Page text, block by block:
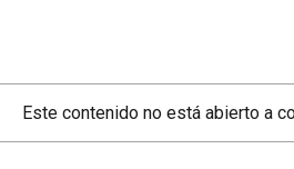
Este contenido no está abierto a